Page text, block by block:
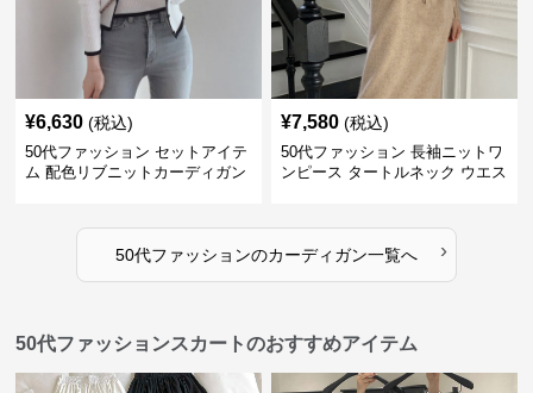
¥6,630 (税込)
50代ファッション セットアイテ
ム 配色リブニットカーディガン
¥7,580 (税込)
50代ファッション 長袖ニットワ
ンピース タートルネック ウエス
50代ファッションのカーディガン一覧へ ›
50代ファッションスカートのおすすめアイテム